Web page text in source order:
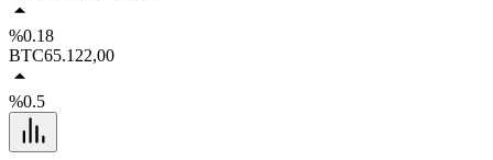
%0.18
BTC65.122,00
%0.5